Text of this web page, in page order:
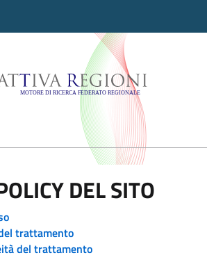
Regioni -
DEL SITO
trattamento
del trattamento